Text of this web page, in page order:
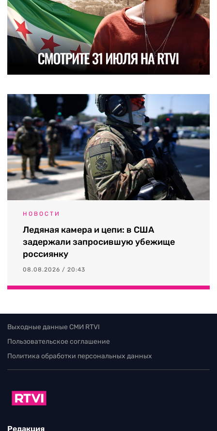
НОВОСТИ
Ледяная камера и цепи: в США
задержали запросившую убежище
россиянку
08.08.2026 / 20:43
Выходные данные СМИ RTVI
Пользовательское соглашение
Политика обработки персональных данных
Редакция